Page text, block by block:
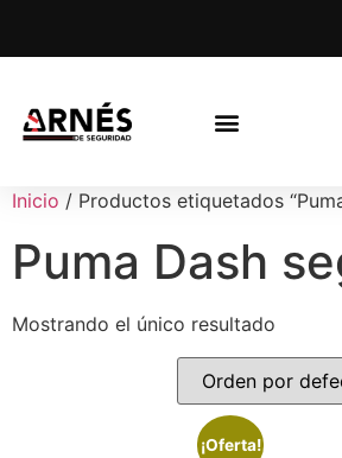
Inicio / Productos etiquetados
Puma Dash
Mostrando el único resultado
¡Oferta!